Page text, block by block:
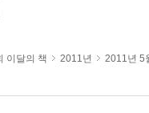
이달의 책 2011년 2011년 5